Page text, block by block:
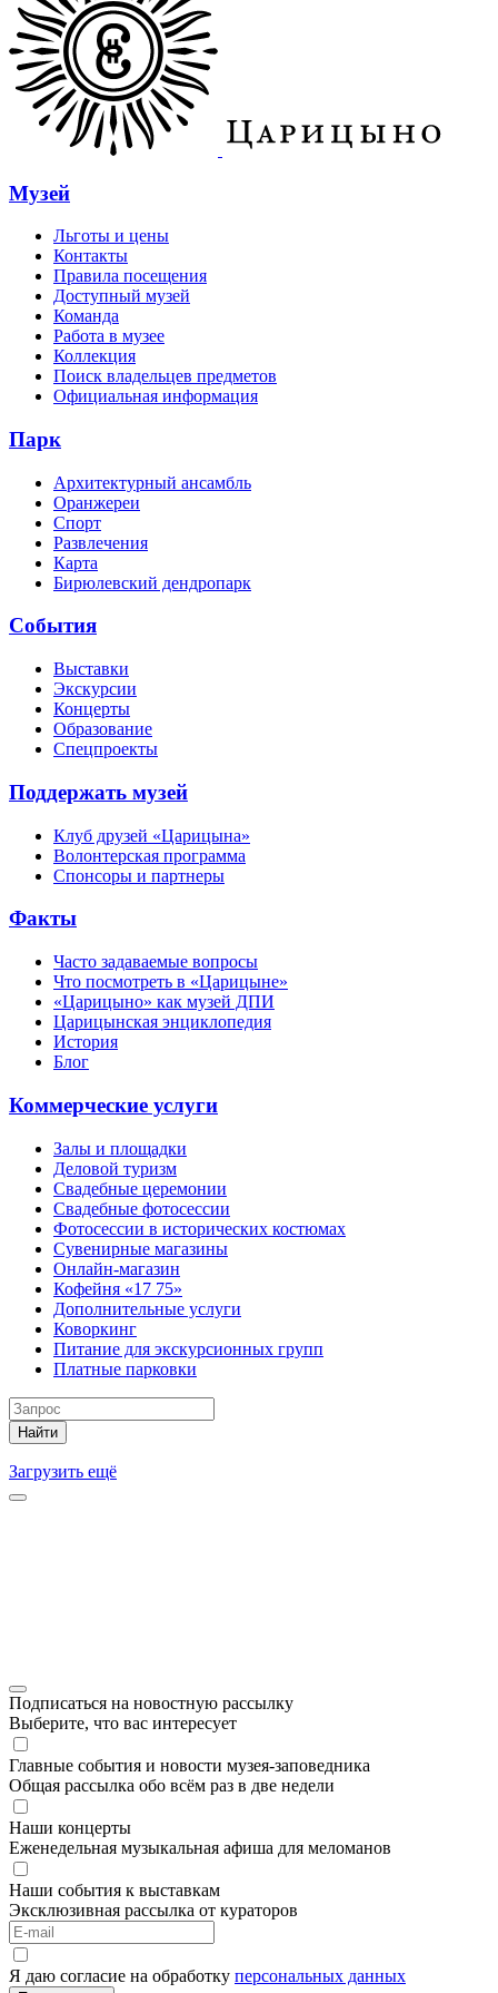
Музей
Льготы и цены
Контакты
Правила посещения
Доступный музей
Команда
Работа в музее
Коллекция
Поиск владельцев предметов
Официальная информация
Парк
Архитектурный ансамбль
Оранжереи
Спорт
Развлечения
Карта
Бирюлевский дендропарк
События
Выставки
Экскурсии
Концерты
Образование
Спецпроекты
Поддержать музей
Клуб друзей «Царицына»
Волонтерская программа
Спонсоры и партнеры
Факты
Часто задаваемые вопросы
Что посмотреть в «Царицыне»
«Царицыно» как музей ДПИ
Царицынская энциклопедия
История
Блог
Коммерческие услуги
Залы и площадки
Деловой туризм
Свадебные церемонии
Свадебные фотосессии
Фотосессии в исторических костюмах
Сувенирные магазины
Онлайн-магазин
Кофейня «17 75»
Дополнительные услуги
Коворкинг
Питание для экскурсионных групп
Платные парковки
Найти
Загрузить ещё
Подписаться на новостную рассылку
Выберите, что вас интересует
Главные события и новости музея-заповедника
Общая рассылка обо всём раз в две недели
Наши концерты
Еженедельная музыкальная афиша для меломанов
Наши события к выставкам
Эксклюзивная рассылка от кураторов
Я даю согласие на обработку персональных данных